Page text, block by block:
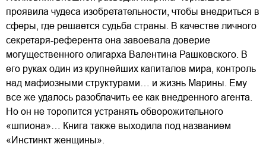
проявила чудеса изобретательности, чтобы внедриться в
сферы, где решается судьба страны. В качестве личного
секретаря-референта она завоевала доверие
могущественного олигарха Валентина Рашковского. В
его руках один из крупнейших капиталов мира, контроль
над мафиозными структурами… и жизнь Марины. Ему
все же удалось разоблачить ее как внедренного агента.
Но он не торопится устранять обворожительного
«шпиона»… Книга также выходила под названием
«Инстинкт женщины».